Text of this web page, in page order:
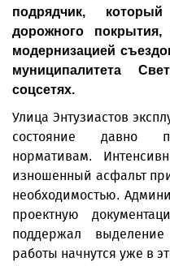
подрядчик,
дорожного
модернизацией
муниципалитета
соцсетях.
Улица Энтузиастов
состояние давно
нормативам.
изношенный асфальт
необходимостью.
проектную
поддержал
работы начнутся уже в